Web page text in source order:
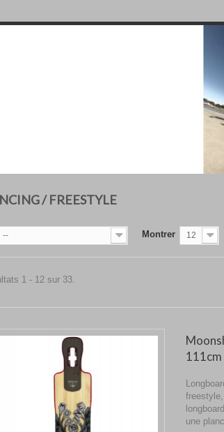
/ FREESTYLE
-- Montrer 12
1 - 12 sur 33.
111cm
une